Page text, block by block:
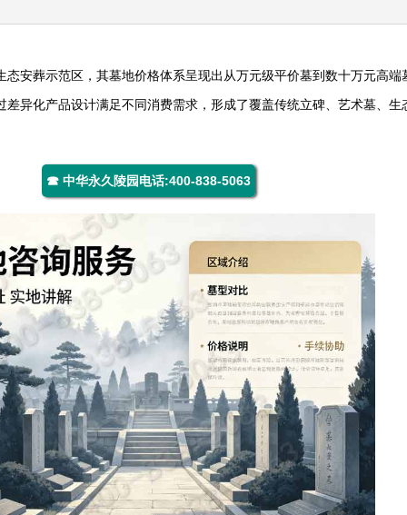
态安葬示范区，其墓地价格体系呈现出从万元级平价墓到数十万元高端
异化产品设计满足不同消费需求，形成了覆盖传统立碑、艺术墓、
☎ 中华永久陵园电话:400-838-5063